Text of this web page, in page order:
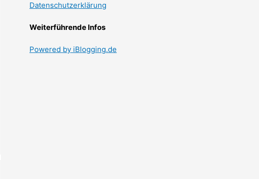
Datenschutzerklärung
Weiterführende Infos
Powered by iBlogging.de